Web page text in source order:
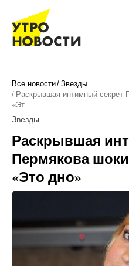
Все новости Звезды
Раскрывшая интимный секрет
«Эт…
Звезды
Раскрывшая
Пермякова
«Это дно»